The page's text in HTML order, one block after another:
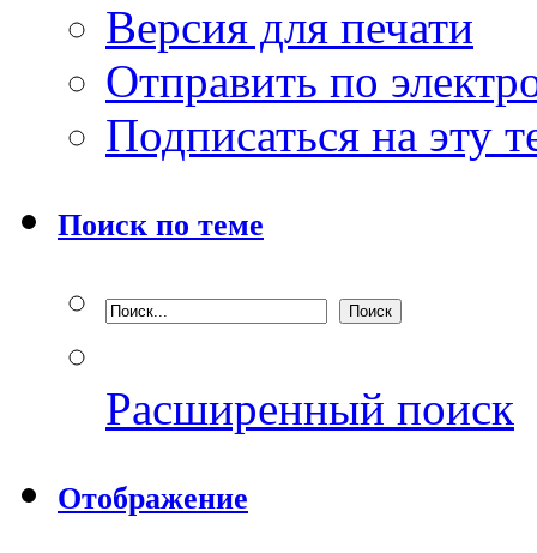
Версия для печати
Отправить по
Подписаться на эту
Поиск по теме
Расширенный поиск
Отображение